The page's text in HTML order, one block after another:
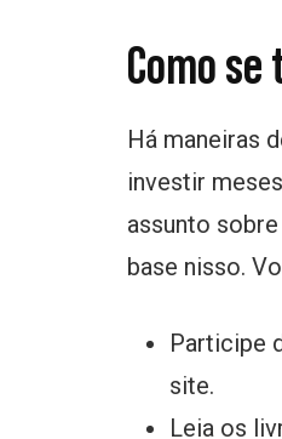
Como
Há maneiras
investir
assunto
base nisso.
Participe
site.
Leia os